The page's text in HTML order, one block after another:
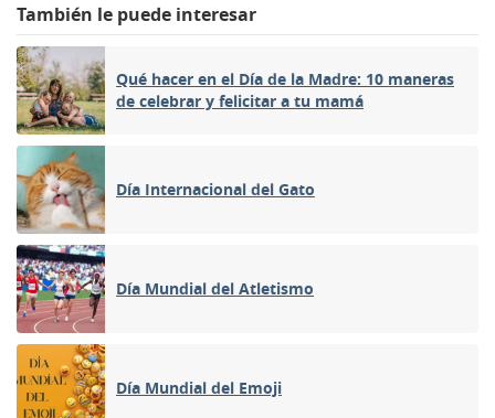
También le puede interesar
Qué hacer en el Día de la Madre: 10 maneras
de celebrar y felicitar a tu mamá
Día Internacional del Gato
Día Mundial del Atletismo
Día Mundial del Emoji